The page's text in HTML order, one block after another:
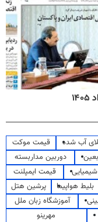
آب شده
قیمت موکت
دوربین مداربسته
قیمت ایمپلنت
بلیط هواپیما
پرشین هتل
آموزشگاه زبان ملل
مهرینو